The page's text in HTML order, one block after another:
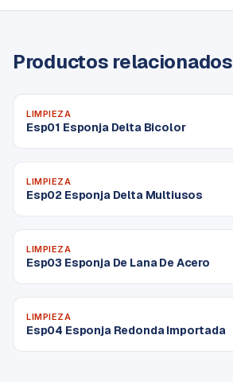
Productos relacionados
LIMPIEZA
Esp01 Esponja Delta Bicolor
LIMPIEZA
Esp02 Esponja Delta Multiusos
LIMPIEZA
Esp03 Esponja De Lana De Acero
LIMPIEZA
Esp04 Esponja Redonda Importada